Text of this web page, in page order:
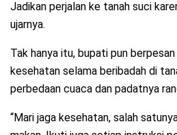
Jadikan perjalan ke tanah suci
ujarnya.
Tak hanya itu, bupati pun
kesehatan selama beribadah di
perbedaan cuaca dan padatnya
“Mari jaga kesehatan, salah